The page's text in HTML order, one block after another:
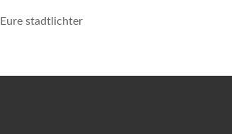
Eure stadtlichter